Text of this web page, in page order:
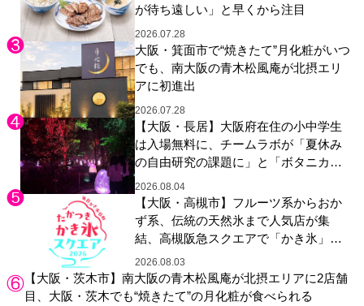
が待ち遠しい」と早くから注目
2026.07.28
大阪・箕面市で“焼きたて”月化粧がいつ
でも、南大阪の青木松風庵が北摂エリ
アに初進出
2026.07.28
【大阪・長居】大阪府在住の小中学生
は入場無料に、チームラボが「夏休み
の自由研究の課題に」と「ボタニカル
ガーデン 大阪」へ招待
2026.08.04
【大阪・高槻市】フルーツ系からおか
ず系、伝統の天然氷まで人気店が集
結、高槻阪急スクエアで「かき氷」祭
り
2026.08.03
【大阪・茨木市】南大阪の青木松風庵が北摂エリアに2店舗
目、大阪・茨木でも“焼きたて”の月化粧が食べられる